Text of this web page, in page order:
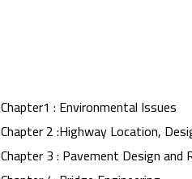
Chapter1 : Environmental Issues
Chapter 2 :Highway Location,
Chapter 3 : Pavement Design and